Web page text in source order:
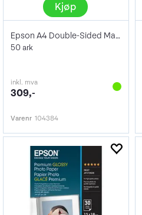
Kjøp
Epson A4 Double-Sided Matte Paper 178g
50 ark
inkl. mva
309,-
Varenr 104384